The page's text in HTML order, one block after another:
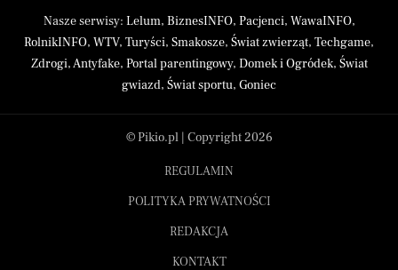
Nasze serwisy: Lelum, BiznesINFO, Pacjenci, WawaINFO,
RolnikINFO, WTV, Turyści, Smakosze, Świat zwierząt, Techgame,
Zdrogi,Antyfake, Portal parentingowy, Domek i Ogródek, Świat
gwiazd, Świat sportu, Goniec
© Pikio.pl | Copyright 2026
REGULAMIN
POLITYKA PRYWATNOŚCI
REDAKCJA
KONTAKT